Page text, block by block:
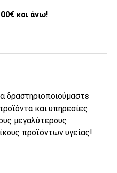
και άνω!
δραστηριοποιούμαστε
και υπηρεσίες
μεγαλύτερους
προϊόντων υγείας!